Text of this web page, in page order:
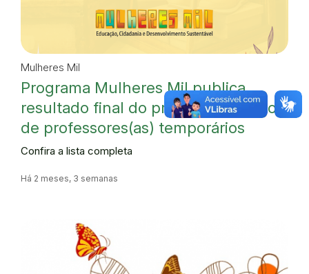
Mulheres Mil
Programa Mulheres Mil publica
resultado final do processo seletivo
de professores(as) temporários
Confira a lista completa
Há 2 meses, 3 semanas